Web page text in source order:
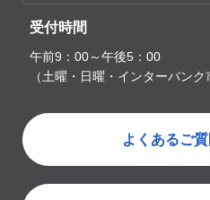
受付時間
午前9：00～午後5：00
（土曜・日曜・インターバンク
よくあるご